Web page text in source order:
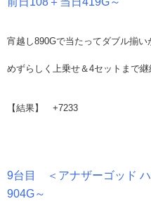
宵越し890Gで当たってダブル揃い
めずらしく上乗せ＆4セットまで継
【結果】 +7233
9台目 ＜アナザーゴッド ハ
904G～